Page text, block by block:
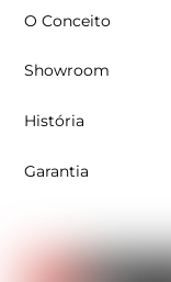
O Conceito
Showroom
História
Garantia